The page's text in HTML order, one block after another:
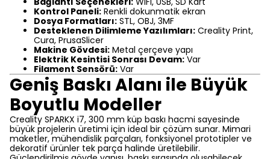
Kontrol Paneli: Renkli dokunmatik ekran
Dosya Formatları: STL, OBJ, 3MF
Desteklenen Dilimleme Yazılımları: Creality Print,
Cura, PrusaSlicer
Makine Gövdesi: Metal çerçeve yapı
Elektrik Kesintisi Sonrası Devam: Var
Filament Sensörü: Var
Geniş Baskı Alanı ile Büyük
Boyutlu Modeller
Creality SPARKX i7, 300 mm küp baskı hacmi sayesinde
büyük projelerin üretimi için ideal bir çözüm sunar. Mimari
maketler, mühendislik parçaları, fonksiyonel prototipler ve
dekoratif ürünler tek parça halinde üretilebilir.